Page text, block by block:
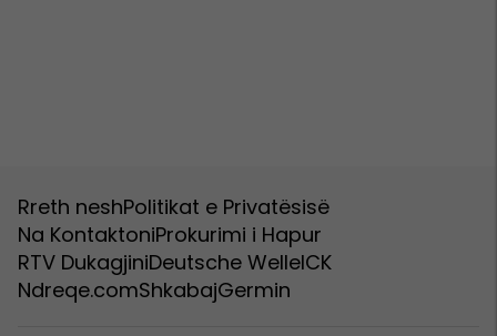
Rreth neshPolitikat e Privatësisë
Na KontaktoniProkurimi i Hapur
RTV DukagjiniDeutsche WelleICK
Ndreqe.comShkabajGermin